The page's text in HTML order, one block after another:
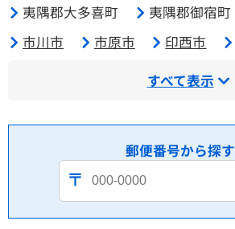
夷隅郡大多喜町
夷隅郡御宿町
市川市
市原市 印西市
すべて表示
郵便番号から探す